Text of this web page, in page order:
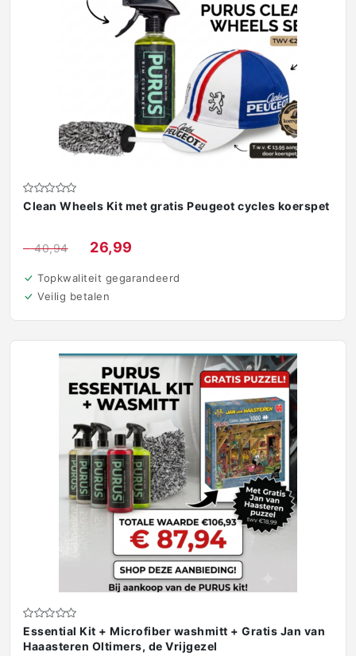
Clean Wheels Kit met gratis Peugeot cycles koerspet
€40,94 26,99
Topkwaliteit gegarandeerd
Veilig betalen
Essential Kit + Microfiber washmitt + Gratis Jan van
Haaasteren Oltimers, de Vrijgezel